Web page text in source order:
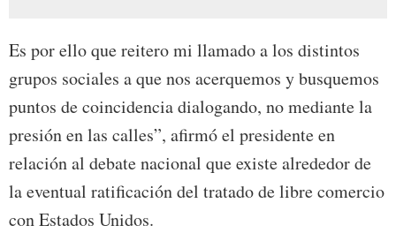
Es por ello que reitero mi llamado a los distintos
grupos sociales a que nos acerquemos y busquemos
puntos de coincidencia dialogando, no mediante la
presión en las calles”, afirmó el presidente en
relación al debate nacional que existe alrededor de
la eventual ratificación del tratado de libre comercio
con Estados Unidos.